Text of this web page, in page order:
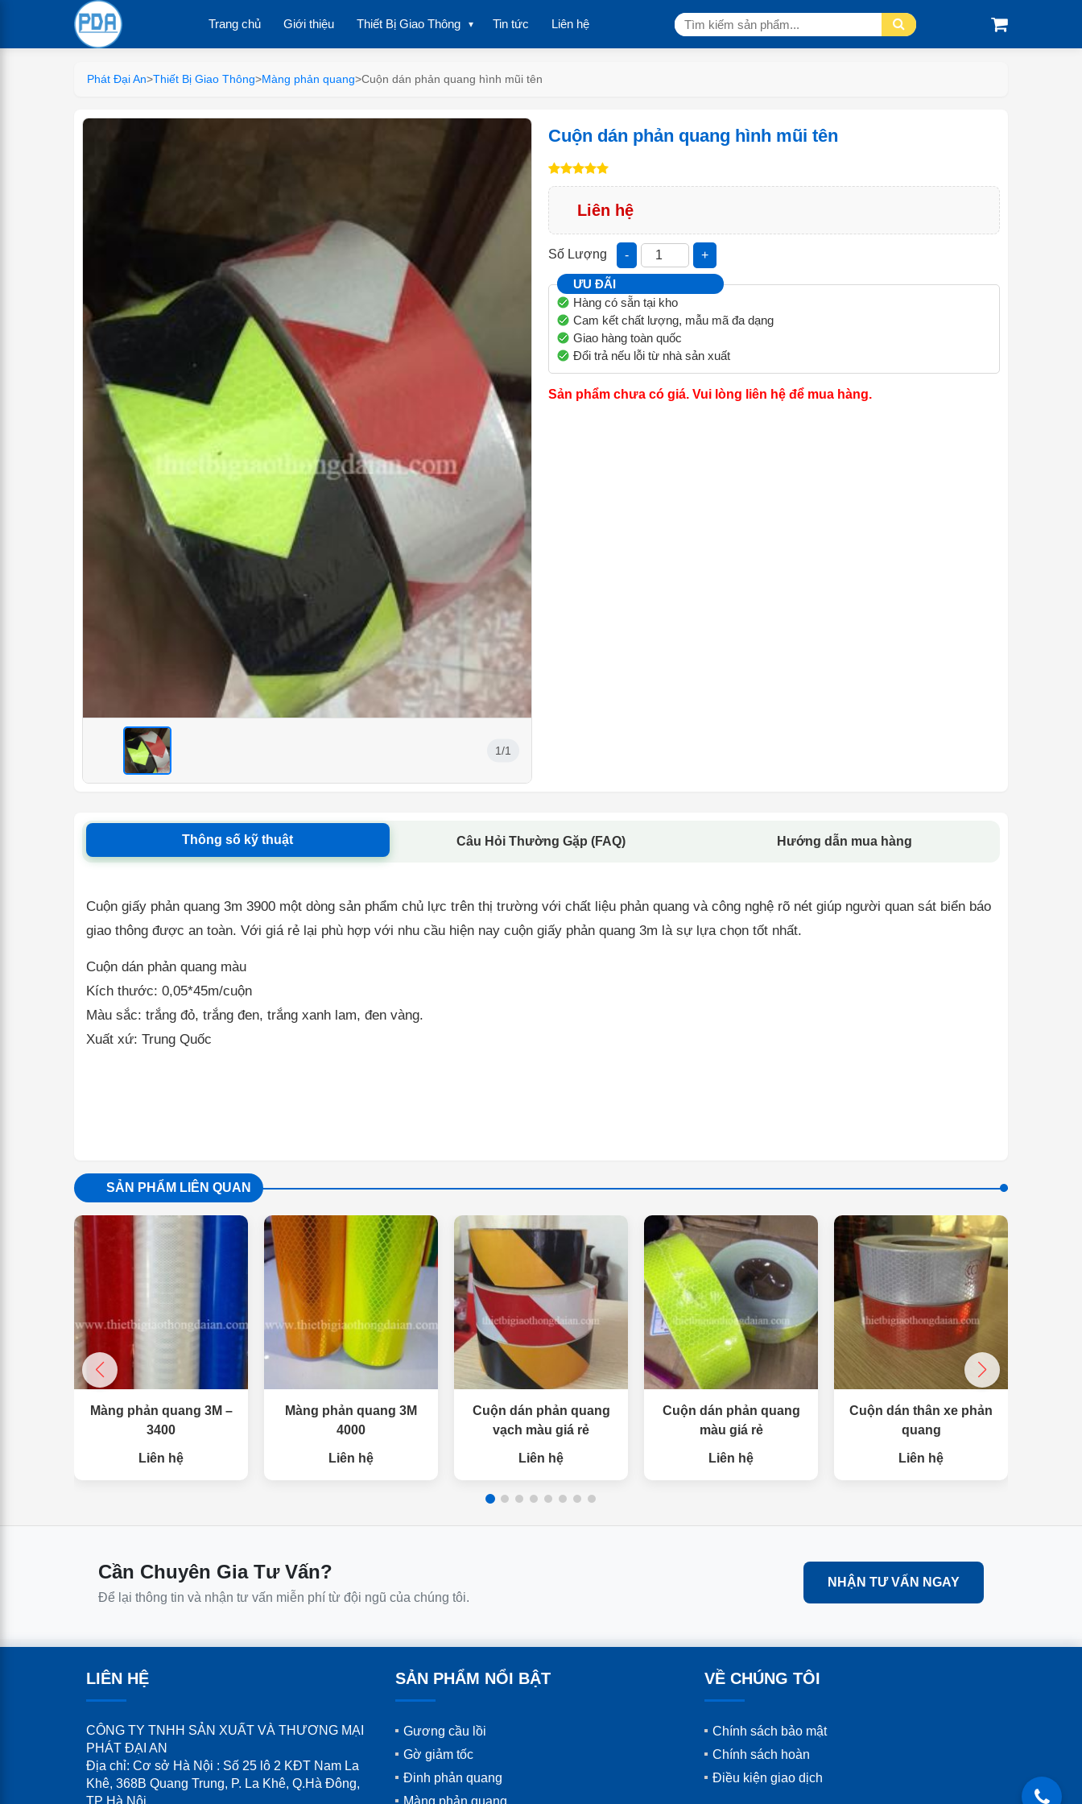
Trang chủ Giới thiệu Thiết Bị Giao Thông Tin tức Liên hệ
Tìm
kiếm:
Phát Đại An>Thiết Bị Giao Thông>Màng phản quang>Cuộn dán phản quang hình mũi tên
<
1/1
Cuộn dán phản quang hình mũi tên
Liên hệ
Số Lượng - +
ƯU ĐÃI
Hàng có sẵn tại kho
Cam kết chất lượng, mẫu mã đa dạng
Giao hàng toàn quốc
Đổi trả nếu lỗi từ nhà sản xuất
Sản phẩm chưa có giá. Vui lòng liên hệ để mua hàng.
Thông số kỹ thuật Câu Hỏi Thường Gặp (FAQ) Hướng dẫn mua hàng
Cuộn giấy phản quang 3m 3900 một dòng sản phẩm chủ lực trên thị trường với chất liệu phản quang và công nghệ rõ nét giúp người quan sát biển báo
giao thông được an toàn. Với giá rẻ lại phù hợp với nhu cầu hiện nay cuộn giấy phản quang 3m là sự lựa chọn tốt nhất.
Cuộn dán phản quang màu
Kích thước: 0,05*45m/cuộn
Màu sắc: trắng đỏ, trắng đen, trắng xanh lam, đen vàng.
Xuất xứ: Trung Quốc
SẢN PHẨM LIÊN QUAN
Màng phản quang 3M –
3400
Liên hệ
Màng phản quang 3M
4000
Liên hệ
Cuộn dán phản quang
vạch màu giá rẻ
Liên hệ
Cuộn dán phản quang
màu giá rẻ
Liên hệ
Cuộn dán thân xe phản
quang
Liên hệ
Cần Chuyên Gia Tư Vấn?
Để lại thông tin và nhận tư vấn miễn phí từ đội ngũ của chúng tôi.
NHẬN TƯ VẤN NGAY
LIÊN HỆ
CÔNG TY TNHH SẢN XUẤT VÀ THƯƠNG MẠI
PHÁT ĐẠI AN
Địa chỉ: Cơ sở Hà Nội : Số 25 lô 2 KĐT Nam La
Khê, 368B Quang Trung, P. La Khê, Q.Hà Đông,
SẢN PHẨM NỔI BẬT
Gương cầu lồi
Gờ giảm tốc
Đinh phản quang
VỀ CHÚNG TÔI
Chính sách bảo mật
Chính sách hoàn
Điều kiện giao dịch